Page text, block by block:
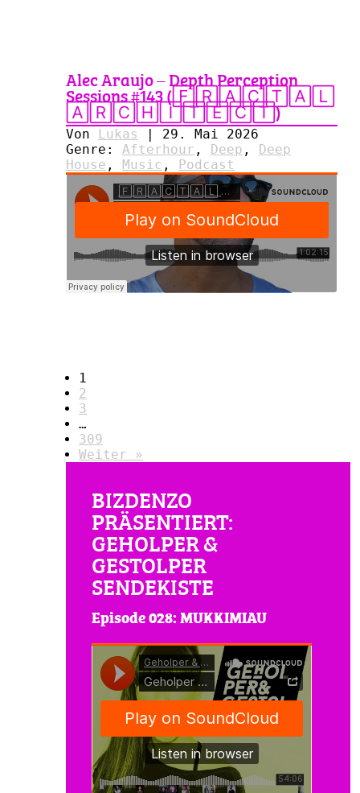
Alec Araujo – Depth Perception
Sessions #143 (🄵🅁🄰🄲🅃🄰🄻
🄰🅁🄲🄷🄸🅃🄴🄲🅃)
Von Lukas | 29. Mai 2026
Genre:
Afterhour , Deep , Deep
House , Music , Podcast
1
2
3
…
309
Weiter »
BIZDENZO
PRÄSENTIERT:
GEHOLPER &
GESTOLPER
SENDEKISTE
Episode 028: MUKKIMIAU